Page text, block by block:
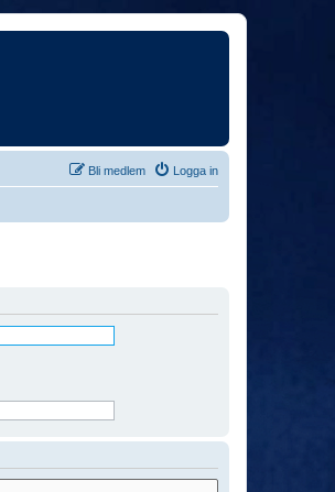
Logga in
Bli medlem